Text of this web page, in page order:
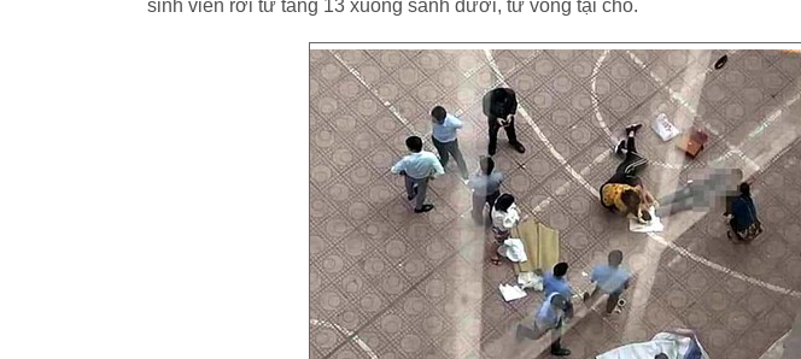
sinh viên rơi từ tầng 13 xuống sảnh dưới, tử vong tại chỗ.